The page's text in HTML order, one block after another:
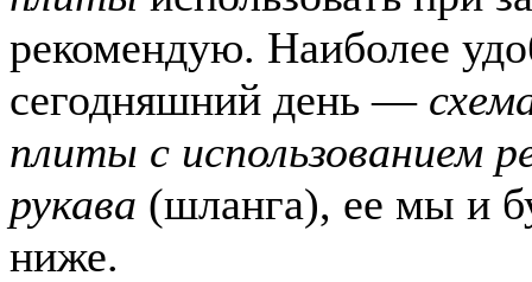
рекомендую. Наиболее
сегодняшний день —
плиты с использованием
рукава (шланга), ее мы и
ниже.